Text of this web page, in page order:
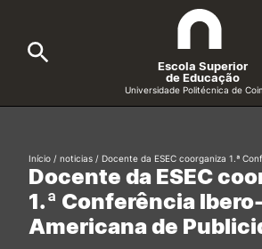
Cursos
Candidatos
Escola Superior
de Educação
Universidade Politécnica de
Search
Formative Offer
Docente da ESEC
1.ª Conferência Ibero-
Americana de
Início / noticias / Docente da ESEC coorganiza 1.ª